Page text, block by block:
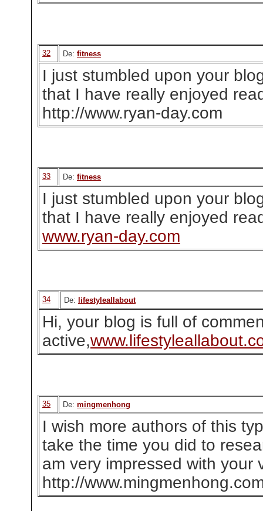
32 De: fitness
I just stumbled upon your
that I have really enjoyed
http://www.ryan-day.com
33 De: fitness
I just stumbled upon your
that I have really enjoyed
www.ryan-day.com
34 De: lifestyleallabout
Hi, your blog is full of
active,
35 De: mingmenhong
I wish more authors of this
take the time you did to
am very impressed with your
http://